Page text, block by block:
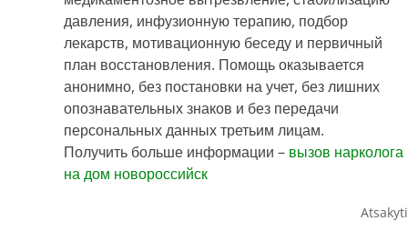
давления, инфузионную терапию, подбор
лекарств, мотивационную беседу и первичный
план восстановления. Помощь оказывается
анонимно, без постановки на учет, без лишних
опознавательных знаков и без передачи
персональных данных третьим лицам.
Получить больше информации – вызов нарколога
на дом новороссийск
Atsakyti